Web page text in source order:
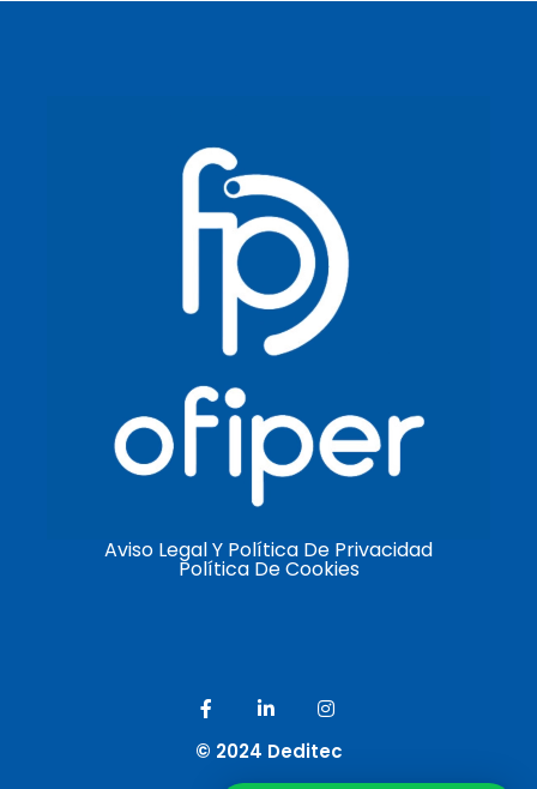
Aviso Legal Y Política De Privacidad
Política De Cookies
© 2024 Deditec